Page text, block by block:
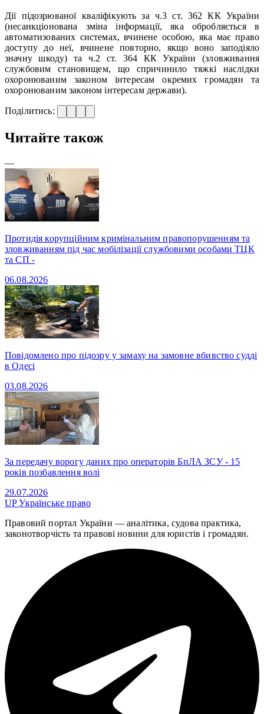
Дії підозрюваної кваліфікують за ч.3 ст. 362 КК України
(несанкціонована зміна інформації, яка обробляється в
автоматизованих системах, вчинене особою, яка має право
доступу до неї, вчинене повторно, якщо воно заподіяло
значну шкоду) та ч.2 ст. 364 КК України (зловживання
службовим становищем, що спричинило тяжкі наслідки
охоронюваним законом інтересам окремих громадян та
охоронюваним законом інтересам держави).
Поділитись:
Читайте також
—
Протидія корупційним кримінальним правопорушенням та
зловживанням під час мобілізації службовими особами ТЦК
та СП -
06.08.2026
Повідомлено про підозру у замаху на замовне вбивство судді
в Одесі
03.08.2026
За передачу ворогу даних про операторів БпЛА ЗСУ - 15
років позбавлення волі
29.07.2026
UPУкраїнське право
Правовий портал України — аналітика, судова практика,
законотворчість та правові новини для юристів і громадян.